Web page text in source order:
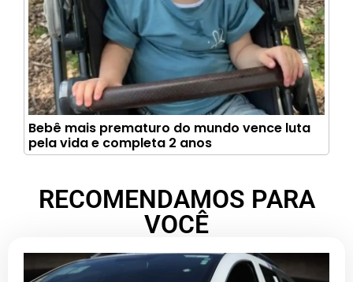
Bebê mais prematuro do mundo vence luta
pela vida e completa 2 anos
RECOMENDAMOS PARA
VOCÊ